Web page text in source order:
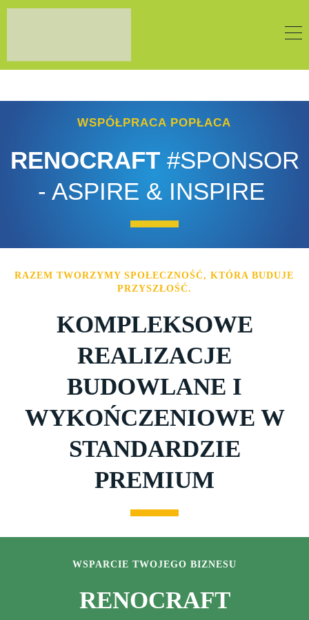
WSPÓŁPRACA POPŁACA
RENOCRAFT #SPONSOR
- ASPIRE & INSPIRE
RAZEM TWORZYMY SPOŁECZNOŚĆ, KTÓRA BUDUJE
PRZYSZŁOŚĆ.
KOMPLEKSOWE
REALIZACJE
BUDOWLANE I
WYKOŃCZENIOWE W
STANDARDZIE
PREMIUM
WSPARCIE TWOJEGO BIZNESU
RENOCRAFT